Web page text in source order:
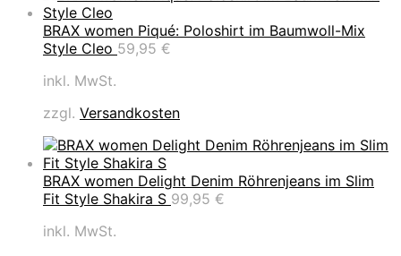
BRAX women Piqué: Poloshirt im Baumwoll-Mix
Style Cleo 59,95 €
inkl. MwSt.
zzgl. Versandkosten
BRAX women Delight Denim Röhrenjeans im Slim
Fit Style Shakira S 99,95 €
inkl. MwSt.